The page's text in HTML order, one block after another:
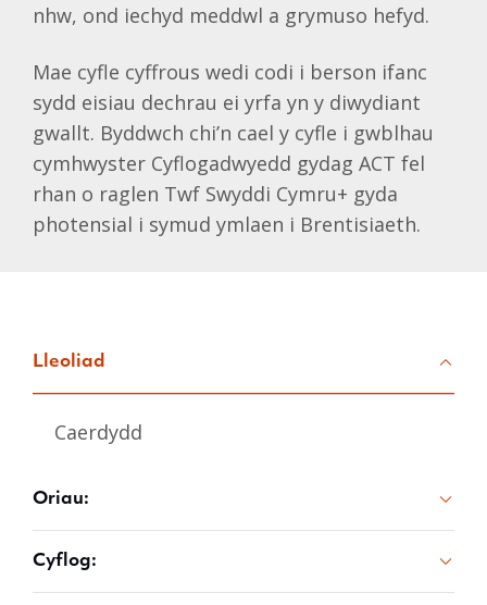
nhw, ond iechyd meddwl a grymuso hefyd.
Mae cyfle cyffrous wedi codi i berson ifanc
sydd eisiau dechrau ei yrfa yn y diwydiant
gwallt. Byddwch chi’n cael y cyfle i gwblhau
cymhwyster Cyflogadwyedd gydag ACT fel
rhan o raglen Twf Swyddi Cymru+ gyda
photensial i symud ymlaen i Brentisiaeth.
Lleoliad
Caerdydd
Oriau:
Cyflog: